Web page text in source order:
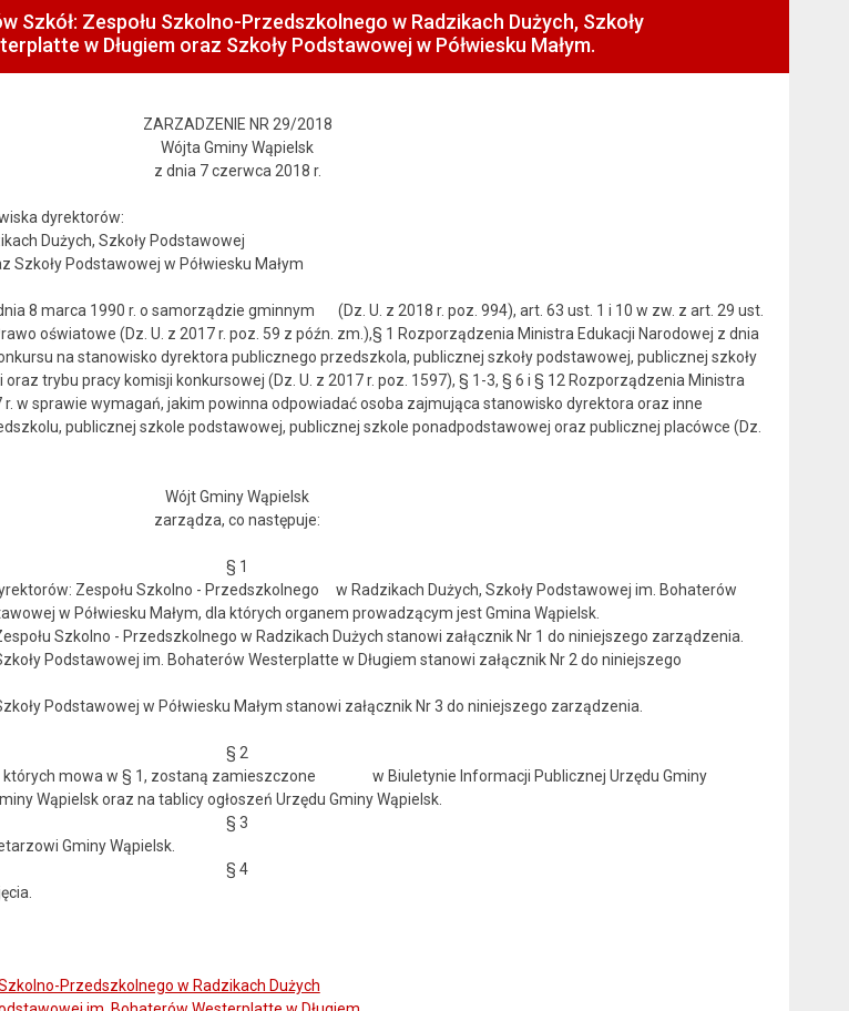
Szkół: Zespołu Szkolno-Przedszkolnego w Radzikach Dużych, Szkoły
w Długiem oraz Szkoły Podstawowej w Półwiesku Małym.
ZARZADZENIE NR 29/2018
Wójta Gminy Wąpielsk
z dnia 7 czerwca 2018 r.
dyrektorów:
Dużych, Szkoły Podstawowej
Podstawowej w Półwiesku Małym
marca 1990 r. o samorządzie gminnym (Dz. U. z 2018 r. poz. 994), art. 63 ust. 1 i 10 w zw. z art. 29 ust.
oświatowe (Dz. U. z 2017 r. poz. 59 z późn. zm.),§ 1 Rozporządzenia Ministra Edukacji Narodowej z dnia
na stanowisko dyrektora publicznego przedszkola, publicznej szkoły podstawowej, publicznej szkoły
trybu pracy komisji konkursowej (Dz. U. z 2017 r. poz. 1597), § 1-3, § 6 i § 12 Rozporządzenia Ministra
r. w sprawie wymagań, jakim powinna odpowiadać osoba zajmująca stanowisko dyrektora oraz inne
publicznej szkole podstawowej, publicznej szkole ponadpodstawowej oraz publicznej placówce (Dz.
Wójt Gminy Wąpielsk
zarządza, co następuje:
§ 1
Zespołu Szkolno - Przedszkolnego w Radzikach Dużych, Szkoły Podstawowej im. Bohaterów
w Półwiesku Małym, dla których organem prowadzącym jest Gmina Wąpielsk.
Szkolno - Przedszkolnego w Radzikach Dużych stanowi załącznik Nr 1 do niniejszego zarządzenia.
Podstawowej im. Bohaterów Westerplatte w Długiem stanowi załącznik Nr 2 do niniejszego
Podstawowej w Półwiesku Małym stanowi załącznik Nr 3 do niniejszego zarządzenia.
§ 2
o których mowa w § 1, zostaną zamieszczone w Biuletynie Informacji Publicznej Urzędu Gminy
Wąpielsk oraz na tablicy ogłoszeń Urzędu Gminy Wąpielsk.
§ 3
Gminy Wąpielsk.
§ 4
Przedszkolnego w Radzikach Dużych